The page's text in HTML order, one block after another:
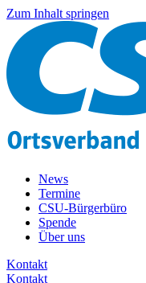
Zum Inhalt springen
News
Termine
CSU-Bürgerbüro
Spende
Über uns
Kontakt
Kontakt